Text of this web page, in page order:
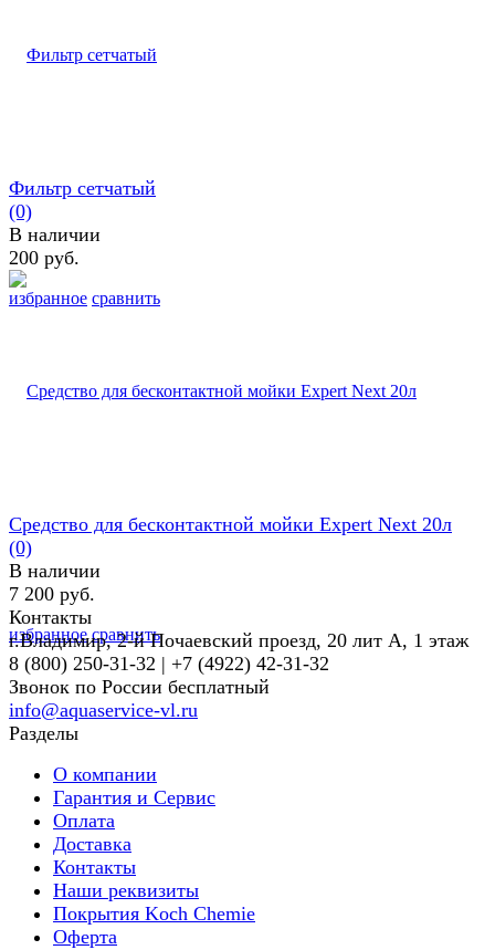
избранное сравнить
Фильтр сетчатый
(0)
В наличии
200 руб.
избранное сравнить
Средство для бесконтактной мойки Expert Next 20л
(0)
В наличии
7 200 руб.
Контакты
г.Владимир, 2-й Почаевский проезд, 20 лит А, 1 этаж
8 (800) 250-31-32 | +7 (4922) 42-31-32
Звонок по России бесплатный
info@aquaservice-vl.ru
Разделы
О компании
Гарантия и Сервис
Оплата
Доставка
Контакты
Наши реквизиты
Покрытия Koch Chemie
Оферта